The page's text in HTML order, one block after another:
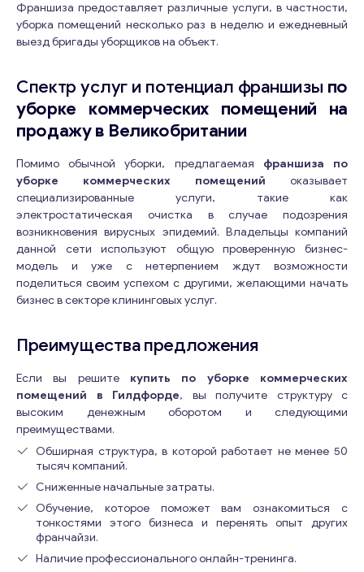
Франшиза предоставляет различные услуги, в частности,
уборка помещений несколько раз в неделю и ежедневный
выезд бригады уборщиков на объект.
Спектр услуг и потенциал франшизы по
уборке коммерческих помещений
на
продажу в Великобритании
Помимо обычной уборки, предлагаемая франшиза по
уборке коммерческих помещений оказывает
специализированные услуги, такие как
электростатическая очистка в случае подозрения
возникновения вирусных эпидемий. Владельцы компаний
данной сети используют общую проверенную бизнес-
модель и уже с нетерпением ждут возможности
поделиться своим успехом с другими, желающими начать
бизнес в секторе клининговых услуг.
Преимущества предложения
Если вы решите купить по уборке коммерческих
помещений в Гилдфорде, вы получите структуру с
высоким денежным оборотом и следующими
преимуществами.
Обширная структура, в которой работает не менее 50
тысяч компаний.
Сниженные начальные затраты.
Обучение, которое поможет вам ознакомиться с
тонкостями этого бизнеса и перенять опыт других
франчайзи.
Наличие профессионального онлайн-тренинга.